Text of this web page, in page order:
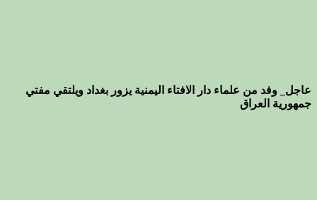
عاجل_ وفد من علماء دار الافتاء اليمنية يزور بغداد ويلتقي مفتي
جمهورية العراق